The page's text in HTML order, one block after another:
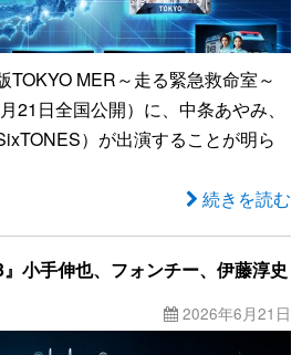
TOKYO MER～走る緊急救命室～
21日全国公開）に、中条あやみ、
）が出演することが明ら
続きを読む
小手伸也、フォンチー、伊藤淳史
2026年6月21日